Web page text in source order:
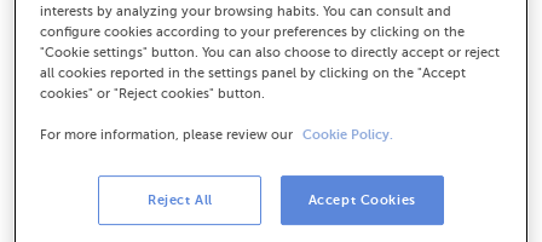
De izquierda a derecha, José Manuel Mourelo y Carlota
interests by analyzing your browsing habits. You can consult and
configure cookies according to your preferences by clicking on the
"Cookie settings" button. You can also choose to directly accept or reject
all cookies reported in the settings panel by clicking on the "Accept
cookies" or "Reject cookies" button.
For more information, please review our Cookie Policy.
Reject All Accept Cookies